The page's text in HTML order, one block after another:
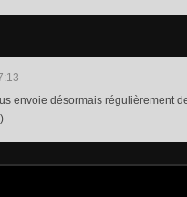
envoie désormais régulièrement